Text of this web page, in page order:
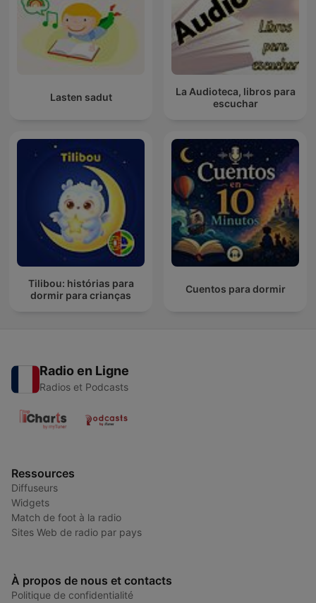
Lasten sadut
La Audioteca, libros para
escuchar
Tilibou: histórias para
dormir para crianças
Cuentos para dormir
Radio en Ligne
Radios et Podcasts
Ressources
Diffuseurs
Widgets
Match de foot à la radio
Sites Web de radio par pays
À propos de nous et contacts
Politique de confidentialité